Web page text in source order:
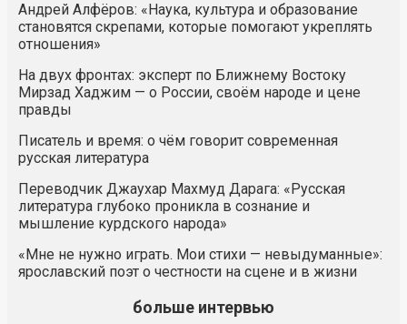
Андрей Алфёров: «Наука, культура и образование
становятся скрепами, которые помогают укреплять
отношения»
На двух фронтах: эксперт по Ближнему Востоку
Мирзад Хаджим — о России, своём народе и цене
правды
Писатель и время: о чём говорит современная
русская литература
Переводчик Джаухар Махмуд Дарага: «Русская
литература глубоко проникла в сознание и
мышление курдского народа»
«Мне не нужно играть. Мои стихи — невыдуманные»:
ярославский поэт о честности на сцене и в жизни
больше интервью